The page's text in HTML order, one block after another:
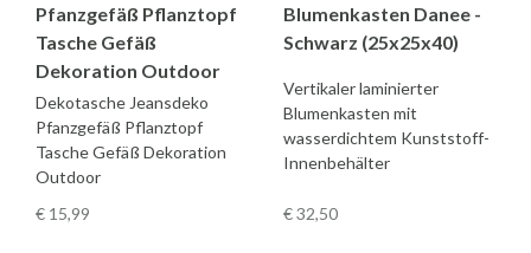
Pfanzgefäß Pflanztopf
Tasche Gefäß
Dekoration Outdoor
Dekotasche Jeansdeko
Pfanzgefäß Pflanztopf
Tasche Gefäß Dekoration
Outdoor
€ 15,99
Blumenkasten Danee -
Schwarz (25x25x40)
Vertikaler laminierter
Blumenkasten mit
wasserdichtem Kunststoff-
Innenbehälter
€ 32,50